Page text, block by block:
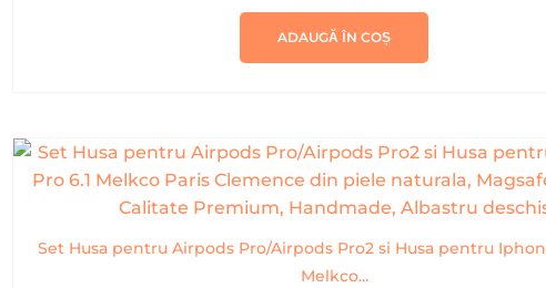
ADAUGĂ ÎN COȘ
Set Husa pentru Airpods Pro/Airpods Pro2 si Husa pentru
Melkco...